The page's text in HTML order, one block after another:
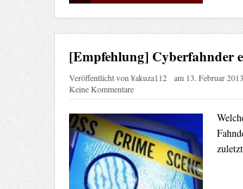
[Empfehlung] Cyberfahnder
Veröffentlicht von¥akuza112 am 13. Februar 2013
Keine Kommentare